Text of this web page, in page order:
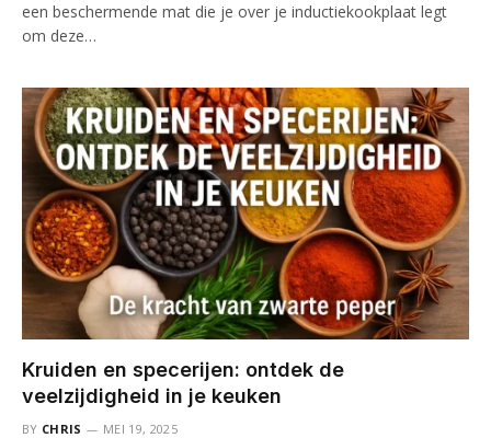
een beschermende mat die je over je inductiekookplaat legt
om deze…
Kruiden en specerijen: ontdek de
veelzijdigheid in je keuken
BY CHRIS MEI 19, 2025